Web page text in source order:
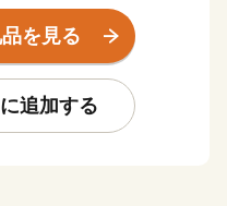
ス、さくらんぼ、りん
農産加工品（ジュー
物等）
を見る
追加する